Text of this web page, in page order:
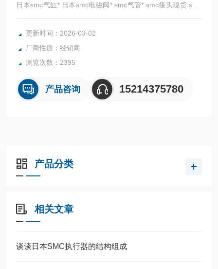
日本smc气缸* 日本smc电磁阀* smc气管* smc接头现货 smc
日本* SMC代理 SMC比例阀 SMC气控阀
全系列产品大量现货请咨询上海茂硕机械设备有限公司
更新时间：2026-03-02
厂商性质：经销商
浏览次数：2395
产品咨询 15214375780
产品分类
相关文章
谈谈日本SMC执行器的结构组成